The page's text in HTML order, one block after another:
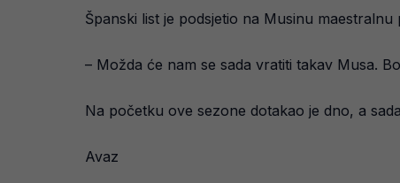
Španski list je podsjetio na Musinu
– Možda će nam se sada vratiti takav Musa.
Na početku ove sezone dotakao je dno, a
Avaz